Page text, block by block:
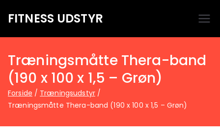
FITNESS UDSTYR
Træningsmåtte Thera-band
(190 x 100 x 1,5 – Grøn)
Forside
Træningsudstyr
Træningsmåtte Thera-band (190 x 100 x 1,5 – Grøn)